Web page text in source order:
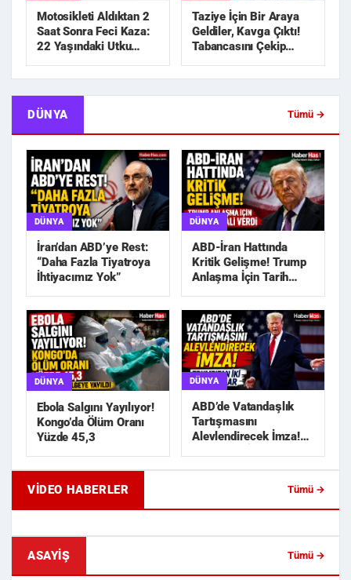
Motosikleti Aldıktan 2
Saat Sonra Feci Kaza:
22 Yaşındaki Utku
Taziye İçin Bir Araya
Geldiler, Kavga Çıktı!
Tabancasını Çekip
DÜNYA Tümü →
DÜNYA
İran’dan ABD’ye Rest:
“Daha Fazla Tiyatroya
İhtiyacımız Yok”
DÜNYA
ABD-İran Hattında
Kritik Gelişme! Trump
Anlaşma İçin Tarih
DÜNYA
Ebola Salgını Yayılıyor!
Kongo’da Ölüm Oranı
Yüzde 45,3
DÜNYA
ABD’de Vatandaşlık
Tartışmasını
Alevlendirecek İmza!
Karar
VIDEO HABERLER
Tümü →
Geride Bıraktığı Mektup Tefecilik
Samsun'da Lise
ASAYIŞ Tümü →